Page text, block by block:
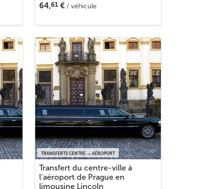
64,61 € / véhicule
TRANSFERTS CENTRE → AÉROPORT
Transfert du centre-ville à
l’aéroport de Prague en
limousine Lincoln